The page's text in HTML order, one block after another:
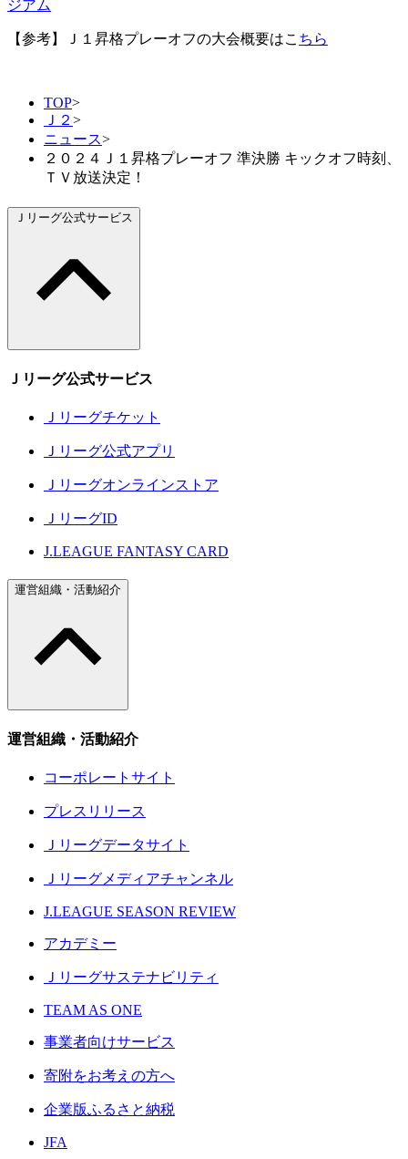
ジアム
【参考】Ｊ１昇格プレーオフの大会概要はこ ちら
TOP>
Ｊ２ >
ニュース>
２０２４Ｊ１昇格プレーオフ 準決勝 キックオフ時刻、
ＴＶ放送決定！
Ｊリーグ公式サービス
Ｊリーグ公式サービス
Ｊリーグチケット
Ｊリーグ公式アプリ
Ｊリーグオンラインストア
ＪリーグID
J.LEAGUE FANTASY CARD
運営組織・活動紹介
運営組織・活動紹介
コーポレートサイト
プレスリリース
Ｊリーグデータサイト
Ｊリーグメディアチャンネル
J.LEAGUE SEASON REVIEW
アカデミー
Ｊリーグサステナビリティ
TEAM AS ONE
事業者向けサービス
寄附をお考えの方へ
企業版ふるさと納税
JFA